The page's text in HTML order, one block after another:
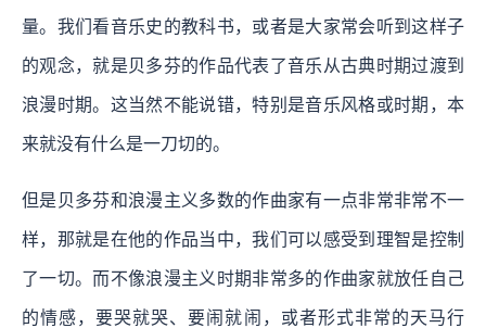
量。我们看音乐史的教科书，或者是大家常会听到这样子
的观念，就是贝多芬的作品代表了音乐从古典时期过渡到
浪漫时期。这当然不能说错，特别是音乐风格或时期，本
来就没有什么是一刀切的。
但是贝多芬和浪漫主义多数的作曲家有一点非常非常不一
样，那就是在他的作品当中，我们可以感受到理智是控制
了一切。而不像浪漫主义时期非常多的作曲家就放任自己
的情感，要哭就哭、要闹就闹，或者形式非常的天马行